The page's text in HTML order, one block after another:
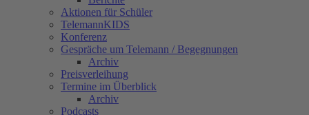
Aktionen für Schüler
TelemannKIDS
Konferenz
Gespräche um Telemann / Begegnungen
Archiv
Preisverleihung
Termine im Überblick
Archiv
Podcasts